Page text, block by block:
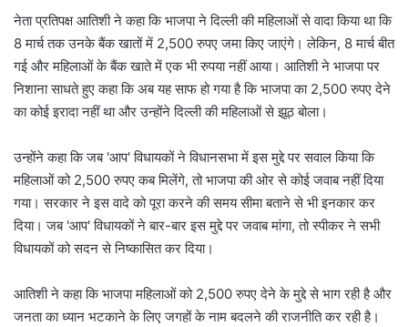
नेता प्रतिपक्ष आतिशी ने कहा कि भाजपा ने दिल्ली की महिलाओं से वादा किया था कि
8 मार्च तक उनके बैंक खातों में 2,500 रुपए जमा किए जाएंगे। लेकिन, 8 मार्च बीत
गई और महिलाओं के बैंक खाते में एक भी रुपया नहीं आया। आतिशी ने भाजपा पर
निशाना साधते हुए कहा कि अब यह साफ हो गया है कि भाजपा का 2,500 रुपए देने
का कोई इरादा नहीं था और उन्होंने दिल्ली की महिलाओं से झूठ बोला।
उन्होंने कहा कि जब 'आप' विधायकों ने विधानसभा में इस मुद्दे पर सवाल किया कि
महिलाओं को 2,500 रुपए कब मिलेंगे, तो भाजपा की ओर से कोई जवाब नहीं दिया
गया। सरकार ने इस वादे को पूरा करने की समय सीमा बताने से भी इनकार कर
दिया। जब 'आप' विधायकों ने बार-बार इस मुद्दे पर जवाब मांगा, तो स्पीकर ने सभी
विधायकों को सदन से निष्कासित कर दिया।
आतिशी ने कहा कि भाजपा महिलाओं को 2,500 रुपए देने के मुद्दे से भाग रही है और
जनता का ध्यान भटकाने के लिए जगहों के नाम बदलने की राजनीति कर रही है।